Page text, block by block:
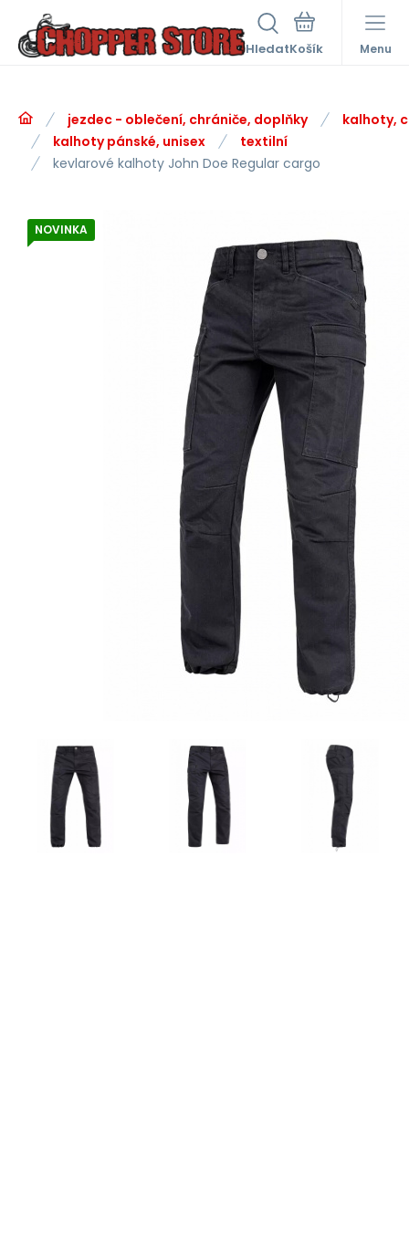
Hledat Menu
jezdec - oblečení, chrániče, doplňky
kalhoty,
kalhoty pánské, unisex
textilní
kevlarové kalhoty John Doe Regular cargo
NOVINKA